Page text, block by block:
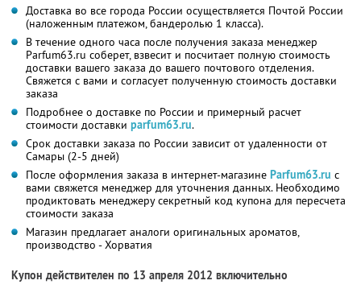
Доставка во все города России осуществляется Почтой России
(наложенным платежом, бандеролью 1 класса).
В течение одного часа после получения заказа менеджер
Parfum63.ru соберет, взвесит и посчитает полную стоимость
доставки вашего заказа до вашего почтового отделения.
Свяжется с вами и согласует полученную стоимость доставки
заказа
Подробнее о доставке по России и примерный расчет
стоимости доставки parfum63.ru.
Срок доставки заказа по России зависит от удаленности от
Самары (2-5 дней)
После оформления заказа в интернет-магазине Parfum63.ru с
вами свяжется менеджер для уточнения данных. Необходимо
продиктовать менеджеру секретный код купона для пересчета
стоимости заказа
Магазин предлагает аналоги оригинальных ароматов,
производство - Хорватия
Купон действителен по 13 апреля 2012 включительно